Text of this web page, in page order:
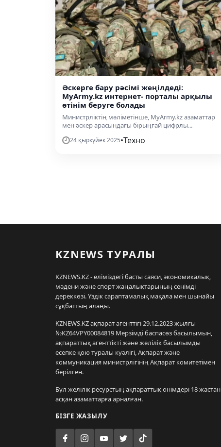
Әскерге бару рәсімі жеңілдеді:
MyArmy.kz интернет- порталы арқылы
өтінім беруге болады
Министрліктің мәліметінше, MyArmy.kz азаматтар
мен әскер арасындағы бірыңғай цифрлы...
24 қыркүйек 2025•Техно
KZNEWS ТУРАЛЫ
KZNEWS.KZ - еліміздегі басты саяси, экономикалық,
мәдени және спорт жаңалықтарының сенімді
дереккөзі. Үздік сараптамалық мақала мен шынайы
сұқбаттың алаңы.
KZNEWS.KZ ақпарат агенттігі 29.12.2023 жылғы
№KZ64VPY00084819 Мерзімді баспасөз басылымын,
ақпараттық агенттікті және желілік басылымды
есепке қою туралы куәлігі, Ақпарат және
коммуникация министрлігінің Ақпарат комитетімен
берілген.
Бұл желілік ресурстың ақпараттық өнімдері 18 жастан
асқан азаматтарға арналған.
БІЗГЕ ЖАЗЫЛУ